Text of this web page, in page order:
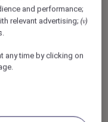
le loro
inclusi le
e i
and performance;
relevant advertising;(v)
any time by clicking on